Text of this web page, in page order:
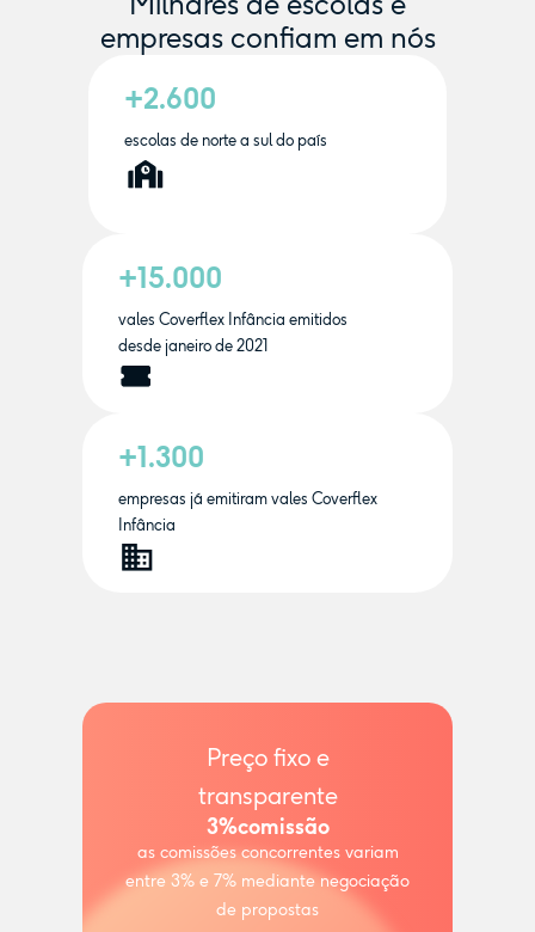
empresas confiam em nós
+2.600
escolas de norte a sul do país
+15.000
vales Coverflex Infância emitidos
desde janeiro de 2021
+1.300
empresas já emitiram vales Coverflex
Infância
Preço fixo e
transparente
3%comissão
as comissões concorrentes variam
entre 3% e 7% mediante negociação
de propostas